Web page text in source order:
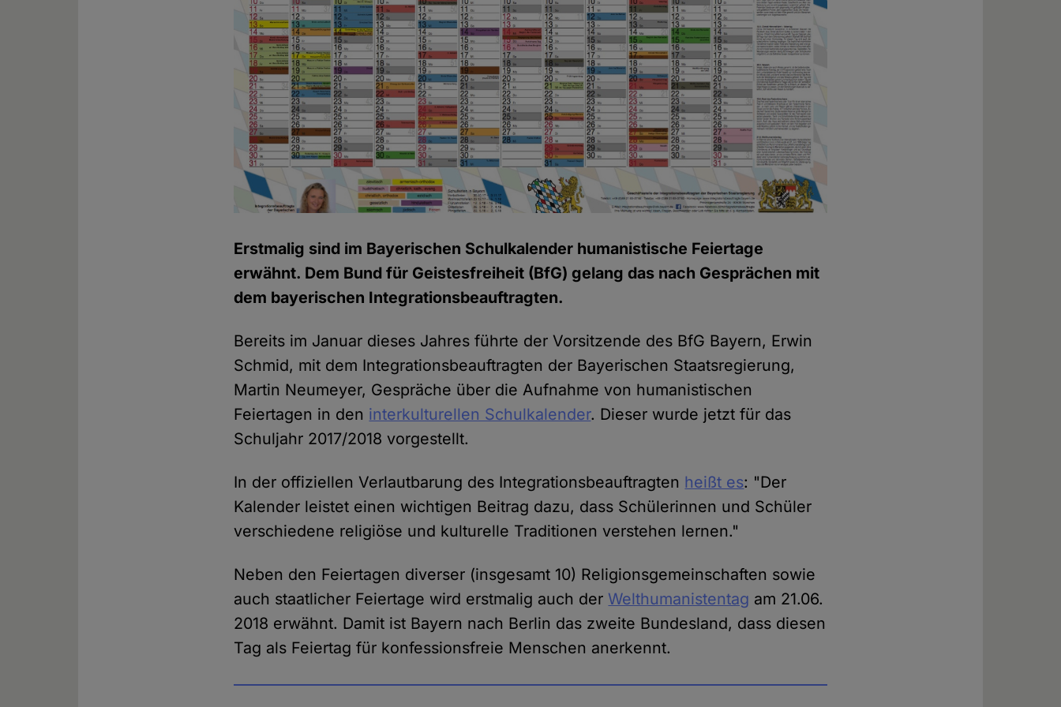
Erstmalig sind im Bayerischen Schulkalender humanistische Feiertage
erwähnt. Dem Bund für Geistesfreiheit (BfG) gelang das nach Gesprächen mit
dem bayerischen Integrationsbeauftragten.
Bereits im Januar dieses Jahres führte der Vorsitzende des BfG Bayern, Erwin
Schmid, mit dem Integrationsbeauftragten der Bayerischen Staatsregierung,
Martin Neumeyer, Gespräche über die Aufnahme von humanistischen
Feiertagen in den interkulturellen Schulkalender. Dieser wurde jetzt für das
Schuljahr 2017/2018 vorgestellt.
In der offiziellen Verlautbarung des Integrationsbeauftragten heißt es: "Der
Kalender leistet einen wichtigen Beitrag dazu, dass Schülerinnen und Schüler
verschiedene religiöse und kulturelle Traditionen verstehen lernen."
Neben den Feiertagen diverser (insgesamt 10) Religionsgemeinschaften sowie
auch staatlicher Feiertage wird erstmalig auch der Welthumanistentag am 21.06.
2018 erwähnt. Damit ist Bayern nach Berlin das zweite Bundesland, dass diesen
Tag als Feiertag für konfessionsfreie Menschen anerkennt.